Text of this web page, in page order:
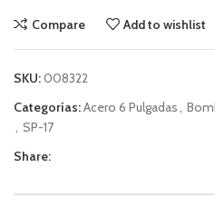
Compare Add to wishlist
SKU:008322
Categorías:Acero 6 Pulgadas,
, SP-17
Share: